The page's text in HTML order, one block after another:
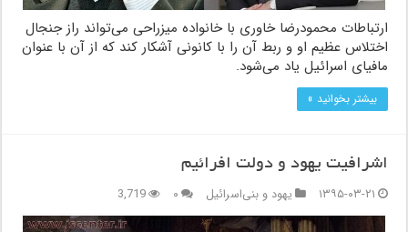
ارتباطات محمودرضا خاوری با خانواده میزراحی می‌تواند راز جنجال
اختلاس عظیم او و ربط آن را با کانونی آشکار کند که از آن با عنوان
مافیای اسرائیل یاد می‌شود.
بیشتر بخوانید »
اشرافیت یهود و دولت افرائیم
۱۳۹۵-۰۳-۲۱
یهود و بنی‌اسرائیل ۰ 3,719